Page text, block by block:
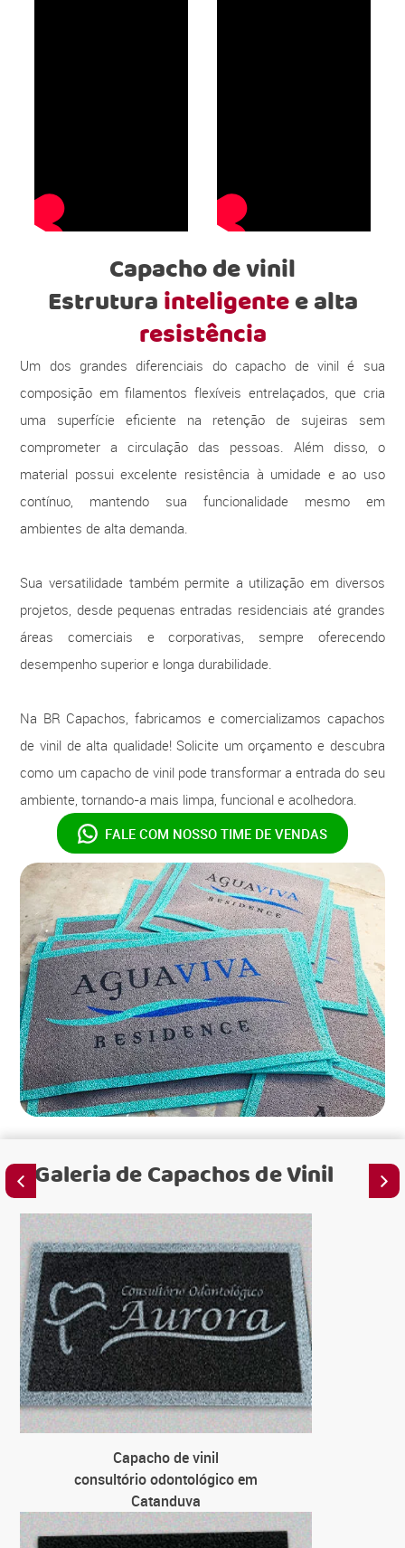
Capacho de vinil
Estruturainteligentee alta
resistência
Um dos grandes diferenciais do capacho de vinil é sua
composição em filamentos flexíveis entrelaçados, que cria
uma superfície eficiente na retenção de sujeiras sem
comprometer a circulação das pessoas. Além disso, o
material possui excelente resistência à umidade e ao uso
contínuo, mantendo sua funcionalidade mesmo em
ambientes de alta demanda.
Sua versatilidade também permite a utilização em diversos
projetos, desde pequenas entradas residenciais até grandes
áreas comerciais e corporativas, sempre oferecendo
desempenho superior e longa durabilidade.
Na BR Capachos, fabricamos e comercializamos capachos
de vinil de alta qualidade! Solicite um orçamento e descubra
como um capacho de vinil pode transformar a entrada do seu
ambiente, tornando-a mais limpa, funcional e acolhedora.
FALE COM NOSSO TIME DE VENDAS
Galeria deCapachos de Vinil
Capacho de vinil
consultório odontológico em
Catanduva